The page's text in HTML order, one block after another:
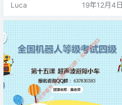
Luca 19年12月4日